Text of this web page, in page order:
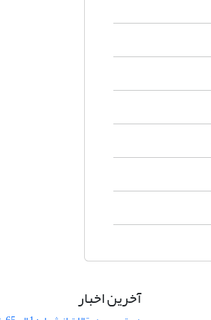
آخرین اخبار